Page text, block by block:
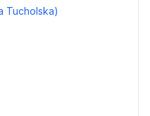
Tucholska)